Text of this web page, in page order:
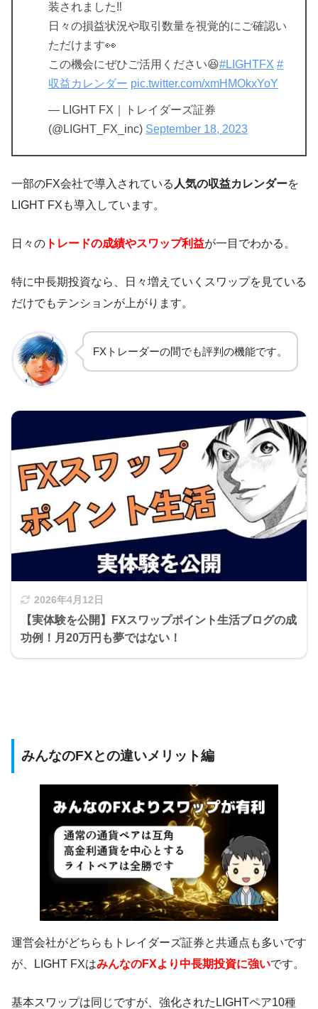
装されました‼️
日々の損益状況や取引数量を視覚的にご確認い
ただけます👀
この機会にぜひご活用ください😆#LIGHTFX #
収益カレンダー pic.twitter.com/xmHMOkxYoY
— LIGHT FX｜トレイダーズ証券
(@LIGHT_FX_inc) September 18, 2023
一部のFX会社で導入されている 人気の収益カレンダーを
LIGHT FXも導入しています。
日々の トレードの成績やスワップ利益が一目でわかる。
特に中長期投資なら、日々増えていくスワップを見ている
だけでもテンションが上がります。
FXトレーダーの間でも評判の機能です。
2026年4月12日
【実体験を公開】FXスワップポイント生活ブログの成
功例！月20万円も夢ではない！
みんなのFXとの違いメリット編
運営会社がどちらもトレイダーズ証券と共通点も多いです
が、LIGHT FXはみんなのFXより中長期投資に強いです。
基本スワップは同じですが、強化されたLIGHTペア10種